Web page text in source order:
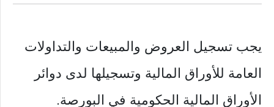
يجب تسجيل العروض والمبيعات والتداولات
العامة للأوراق المالية وتسجيلها لدى دوائر
الأوراق المالية الحكومية في البورصة.